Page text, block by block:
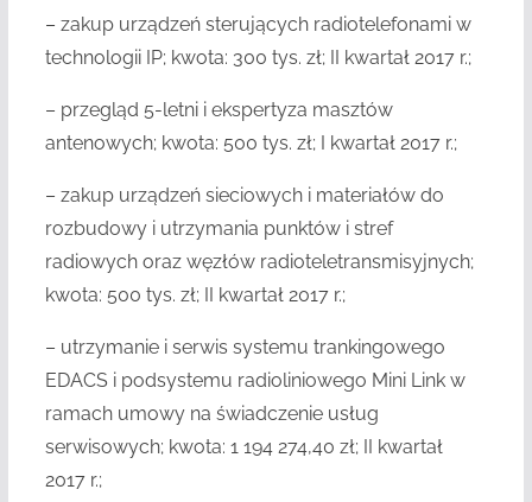
– zakup urządzeń sterujących radiotelefonami w
technologii IP; kwota: 300 tys. zł; II kwartał 2017 r.;
– przegląd 5-letni i ekspertyza masztów
antenowych; kwota: 500 tys. zł; I kwartał 2017 r.;
– zakup urządzeń sieciowych i materiałów do
rozbudowy i utrzymania punktów i stref
radiowych oraz węzłów radioteletransmisyjnych;
kwota: 500 tys. zł; II kwartał 2017 r.;
– utrzymanie i serwis systemu trankingowego
EDACS i podsystemu radioliniowego Mini Link w
ramach umowy na świadczenie usług
serwisowych; kwota: 1 194 274,40 zł; II kwartał
2017 r.;